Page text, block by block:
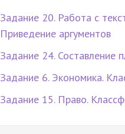
Задание 20. Работа с
Приведение аргументов
Задание 24. Составление
Задание 6. Экономика.
Задание 15. Право.